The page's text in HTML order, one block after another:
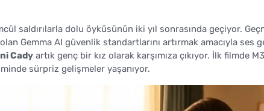
saldırılarla dolu öyküsünün iki yıl sonrasında geçiyor.
olan Gemma AI güvenlik standartlarını artırmak amacıyla ses
Cady artık genç bir kız olarak karşımıza çıkıyor. İlk filmde
sürpriz gelişmeler yaşanıyor.